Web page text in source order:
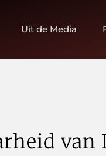
Uit de Media
van